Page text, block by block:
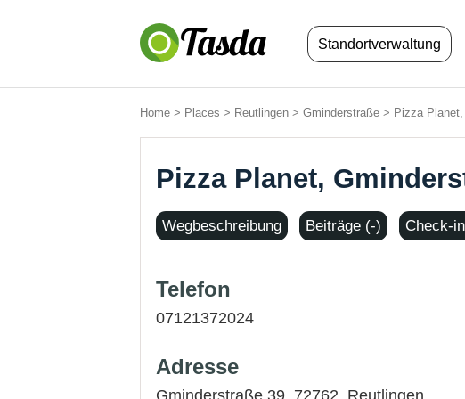
Standortverwaltung
Home > Places > Reutlingen > Gminderstraße > Pizza
Pizza Planet,
Wegbeschreibung Beiträge (-) Check-
Telefon
07121372024
Adresse
Gminderstraße 39, 72762, Reutlingen